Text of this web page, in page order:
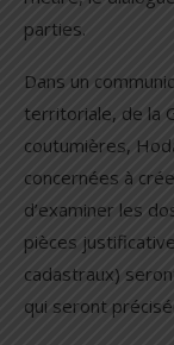
parties.
Dans un
territoriale, de la
coutumières,
concernées à
d’examiner les
pièces
cadastraux)
qui seront